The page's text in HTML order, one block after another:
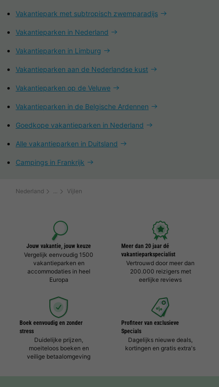
Vakantiepark met subtropisch zwemparadijs
Vakantieparken in Nederland
Vakantieparken in Limburg
Vakantieparken aan de Nederlandse kust
Vakantieparken op de Veluwe
Vakantieparken in de Belgische Ardennen
Goedkope vakantieparken in Nederland
Alle vakantieparken in Duitsland
Campings in Frankrijk
Nederland Vijlen
Jouw vakantie, jouw keuze
Vergelijk eenvoudig 1500
vakantieparken en
accommodaties in heel
Europa
Meer dan 20 jaar dé
vakantieparkspecialist
Vertrouwd door meer dan
200.000 reizigers met
eerlijke reviews
Boek eenvoudig en zonder
stress
Duidelijke prijzen,
moeiteloos boeken en
veilige betaalomgeving
Profiteer van exclusieve
Specials
Dagelijks nieuwe deals,
kortingen en gratis extra's